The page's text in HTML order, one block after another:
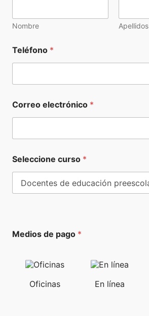
Nombre Apellidos
Teléfono *
Correo electrónico *
Seleccione curso *
Medios de pago *
Oficinas En línea